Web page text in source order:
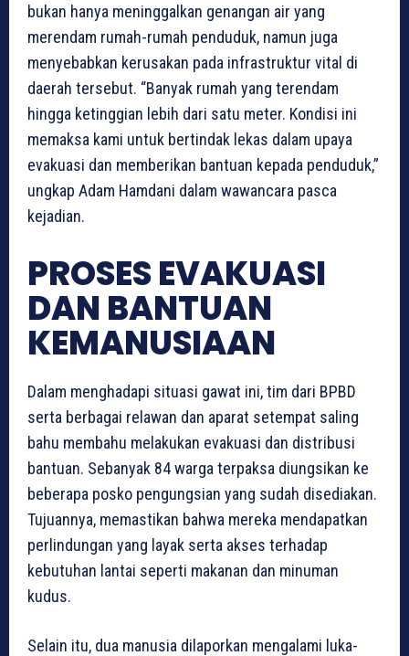
bukan hanya meninggalkan genangan air yang
merendam rumah-rumah penduduk, namun juga
menyebabkan kerusakan pada infrastruktur vital di
daerah tersebut. “Banyak rumah yang terendam
hingga ketinggian lebih dari satu meter. Kondisi ini
memaksa kami untuk bertindak lekas dalam upaya
evakuasi dan memberikan bantuan kepada penduduk,”
ungkap Adam Hamdani dalam wawancara pasca
kejadian.
PROSES EVAKUASI
DAN BANTUAN
KEMANUSIAAN
Dalam menghadapi situasi gawat ini, tim dari BPBD
serta berbagai relawan dan aparat setempat saling
bahu membahu melakukan evakuasi dan distribusi
bantuan. Sebanyak 84 warga terpaksa diungsikan ke
beberapa posko pengungsian yang sudah disediakan.
Tujuannya, memastikan bahwa mereka mendapatkan
perlindungan yang layak serta akses terhadap
kebutuhan lantai seperti makanan dan minuman
kudus.
Selain itu, dua manusia dilaporkan mengalami luka-